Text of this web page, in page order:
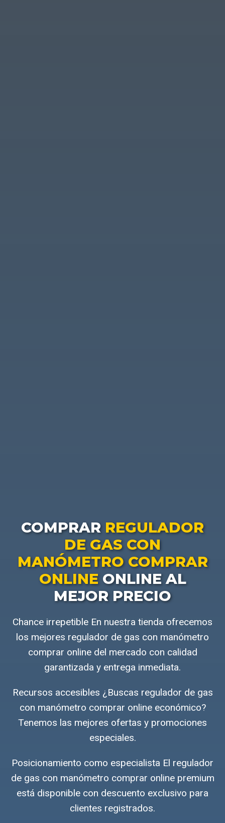
COMPRAR REGULADOR
DE GAS CON
MANÓMETRO COMPRAR
ONLINEONLINE AL
MEJOR PRECIO
Chance irrepetible En nuestra tienda ofrecemos
los mejores regulador de gas con manómetro
comprar online del mercado con calidad
garantizada y entrega inmediata.
Recursos accesibles ¿Buscas regulador de gas
con manómetro comprar online económico?
Tenemos las mejores ofertas y promociones
especiales.
Posicionamiento como especialista El regulador
de gas con manómetro comprar online premium
está disponible con descuento exclusivo para
clientes registrados.